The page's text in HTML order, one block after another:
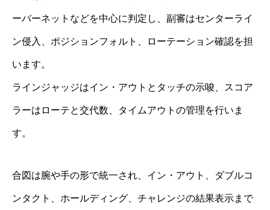
ーバーネットなどを中心に判定し、副審はセンターライ
ン侵入、ポジションフォルト、ローテーション確認を担
います。
ラインジャッジはイン・アウトとタッチの示唆、スコア
ラーはローテと交代数、タイムアウトの管理を行いま
す。
合図は腕や手の形で統一され、イン・アウト、ダブルコ
ンタクト、ホールディング、チャレンジの結果表示まで